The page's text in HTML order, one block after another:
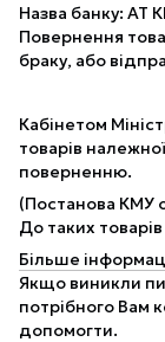
Назва банку: АТ
Повернення
браку, або
Кабінетом
товарів
поверненню.
(Постанова КМУ
До таких
Більше
Якщо виникли
потрібного Вам
допомогти.